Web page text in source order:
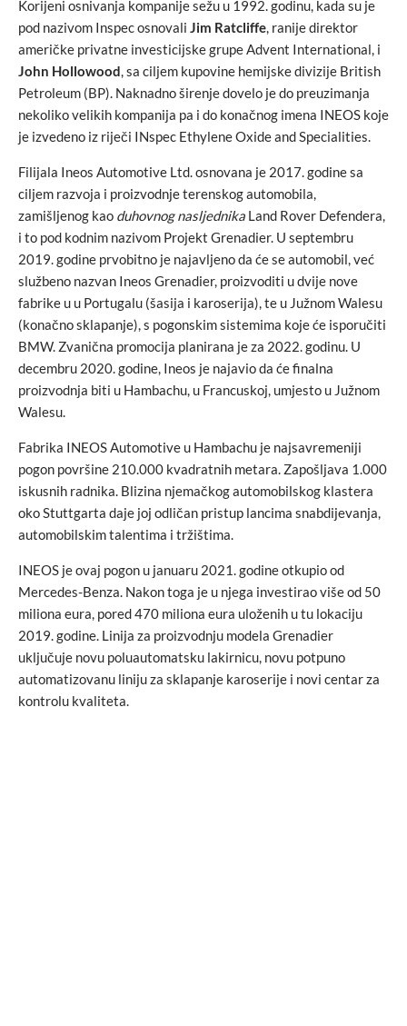
Korijeni osnivanja kompanije sežu u 1992. godinu, kada su je
pod nazivom Inspec osnovali Jim Ratcliffe, ranije direktor
američke privatne investicijske grupe Advent International, i
John Hollowood, sa ciljem kupovine hemijske divizije British
Petroleum (BP). Naknadno širenje dovelo je do preuzimanja
nekoliko velikih kompanija pa i do konačnog imena INEOS koje
je izvedeno iz riječi INspec Ethylene Oxide and Specialities.
Filijala Ineos Automotive Ltd. osnovana je 2017. godine sa
ciljem razvoja i proizvodnje terenskog automobila,
zamišljenog kao duhovnog nasljednika Land Rover Defendera,
i to pod kodnim nazivom Projekt Grenadier. U septembru
2019. godine prvobitno je najavljeno da će se automobil, već
službeno nazvan Ineos Grenadier, proizvoditi u dvije nove
fabrike u u Portugalu (šasija i karoserija), te u Južnom Walesu
(konačno sklapanje), s pogonskim sistemima koje će isporučiti
BMW. Zvanična promocija planirana je za 2022. godinu. U
decembru 2020. godine, Ineos je najavio da će finalna
proizvodnja biti u Hambachu, u Francuskoj, umjesto u Južnom
Walesu.
Fabrika INEOS Automotive u Hambachu je najsavremeniji
pogon površine 210.000 kvadratnih metara. Zapošljava 1.000
iskusnih radnika. Blizina njemačkog automobilskog klastera
oko Stuttgarta daje joj odličan pristup lancima snabdijevanja,
automobilskim talentima i tržištima.
INEOS je ovaj pogon u januaru 2021. godine otkupio od
Mercedes-Benza. Nakon toga je u njega investirao više od 50
miliona eura, pored 470 miliona eura uloženih u tu lokaciju
2019. godine. Linija za proizvodnju modela Grenadier
uključuje novu poluautomatsku lakirnicu, novu potpuno
automatizovanu liniju za sklapanje karoserije i novi centar za
kontrolu kvaliteta.